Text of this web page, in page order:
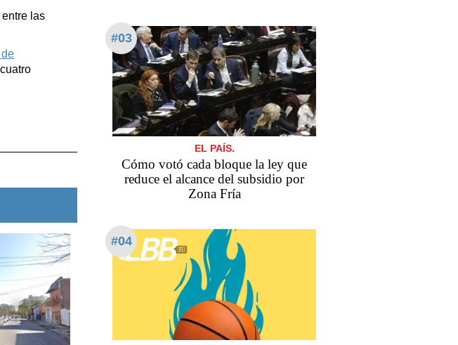
entre las
#03
EL PAÍS.
Cómo votó cada bloque la ley que
reduce el alcance del subsidio por
Zona Fría
#04